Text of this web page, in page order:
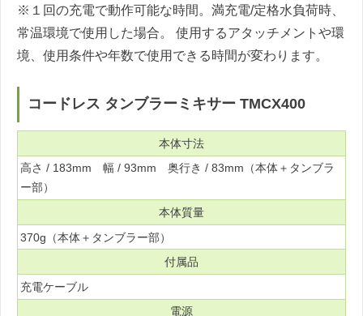
※１回の充電で動作可能な時間。満充電/定格水負荷時、
常温環境で使用した場合。 使用するアタッチメントや環
境、使用条件や年数で使用できる時間が変わります。
コードレス タンブラーミキサー TMCX400
本体寸法
高さ / 183mm 幅 / 93mm 奥行き / 83mm（本体＋タンブラ
ー部）
本体質量
370g（本体＋タンブラー部）
付属品
充電ケーブル
電源